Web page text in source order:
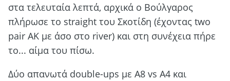
στα τελευταία λεπτά, αρχικά ο Βούλγαρος
πλήρωσε το straight του Σκοτίδη (έχοντας two
pair AK με άσο στο river) και στη συνέχεια πήρε
το... αίμα του πίσω.
Δύο απανωτά double-ups με A8 vs A4 και